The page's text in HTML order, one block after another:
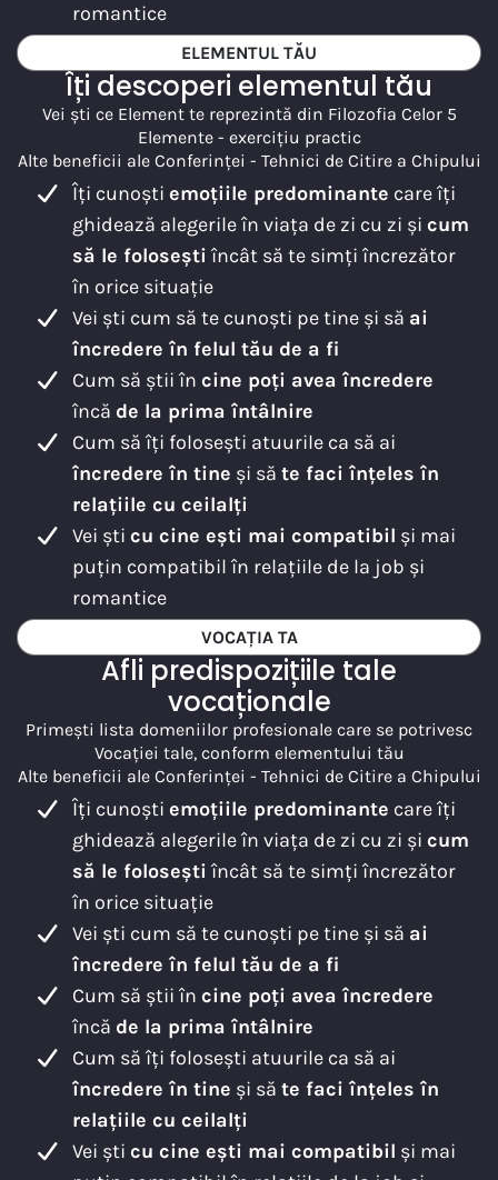
romantice
ELEMENTUL TĂU
Îți descoperi elementul tău
Vei ști ce Element te reprezintă din Filozofia Celor 5
Elemente - exercițiu practic
Alte beneficii ale Conferinței - Tehnici de Citire a Chipului
Îți cunoști emoțiile predominante care îți
ghidează alegerile în viața de zi cu zi și cum
să le folosești încât să te simți încrezător
în orice situație
Vei ști cum să te cunoști pe tine și să ai
încredere în felul tău de a fi
Cum să știi în cine poți avea încredere
încă de la prima întâlnire
Cum să îți folosești atuurile ca să ai
încredere în tine și să te faci înțeles în
relațiile cu ceilalți
Vei ști cu cine ești mai compatibil și mai
puțin compatibil în relațiile de la job și
romantice
VOCAȚIA TA
Afli predispozițiile tale
vocaționale
Primești lista domeniilor profesionale care se potrivesc
Vocației tale, conform elementului tău
Alte beneficii ale Conferinței - Tehnici de Citire a Chipului
Îți cunoști emoțiile predominante care îți
ghidează alegerile în viața de zi cu zi și cum
să le folosești încât să te simți încrezător
în orice situație
Vei ști cum să te cunoști pe tine și să ai
încredere în felul tău de a fi
Cum să știi în cine poți avea încredere
încă de la prima întâlnire
Cum să îți folosești atuurile ca să ai
încredere în tine și să te faci înțeles în
relațiile cu ceilalți
Vei ști cu cine ești mai compatibil și mai